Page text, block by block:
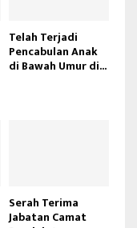
Telah Terjadi
Pencabulan Anak
di Bawah Umur di...
Serah Terima
Jabatan Camat